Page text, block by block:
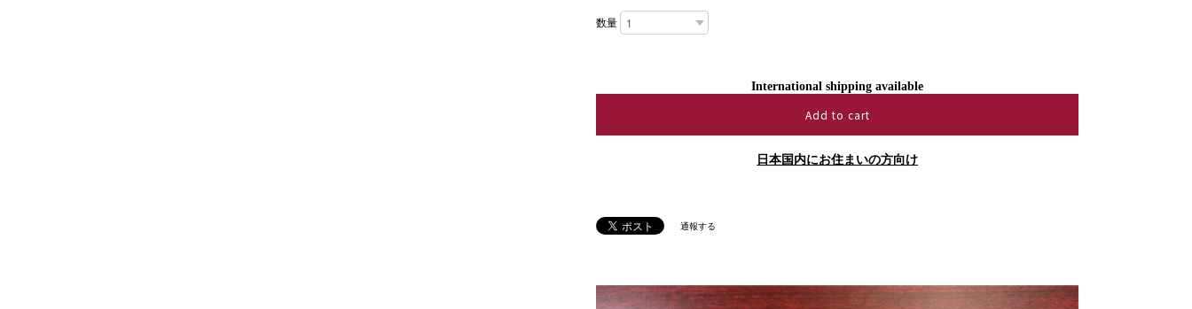
数量
International shipping available
Add to cart
日本国内にお住まいの方向け
通報する